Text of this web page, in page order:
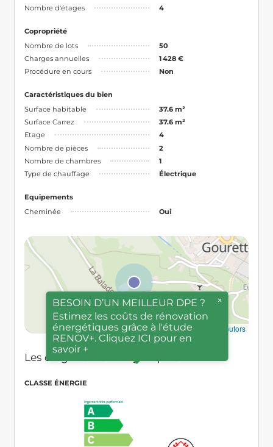
Nombre d'étages
4
Copropriété
Nombre de lots
50
Charges annuelles
1 428 €
Procédure en cours
Non
Caractéristiques du bien
Surface habitable
37.6 m²
Surface Carrez
37.6 m²
Etage
4
Nombre de pièces
2
Nombre de chambres
1
Type de chauffage
Électrique
Equipements
Cheminée
Oui
© MapTiler,© OpenStreetMap contributors
Les diagnostics énergétiques
CLASSE ÉNERGIE
×
BESOIN D’UN MEILLEUR DPE ?
Estimez les coûts de rénovation
énergétiques grâce à l'étude
RENOV+. Cliquez ICI pour en
savoir +